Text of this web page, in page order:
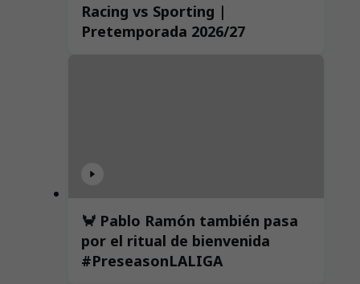
Racing vs Sporting |
Pretemporada 2026/27
🦀 Pablo Ramón también pasa
por el ritual de bienvenida
#PreseasonLALIGA